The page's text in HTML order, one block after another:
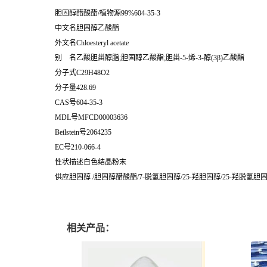
胆固醇醋酸酯/植物源99%604-35-3
中文名胆固醇乙酸酯
外文名Chloesteryl acetate
别 名乙酸胆甾醇脂;胆固醇乙酸酯;胆甾-5-烯-3-醇(3β)乙酸酯
分子式C29H48O2
分子量428.69
CAS号604-35-3
MDL号MFCD00003636
Beilstein号2064235
EC号210-066-4
性状描述白色结晶粉末
供应胆固醇 /胆固醇醋酸酯/7-脱氢胆固醇/25-羟胆固醇/25-羟脱氢胆
相关产品：